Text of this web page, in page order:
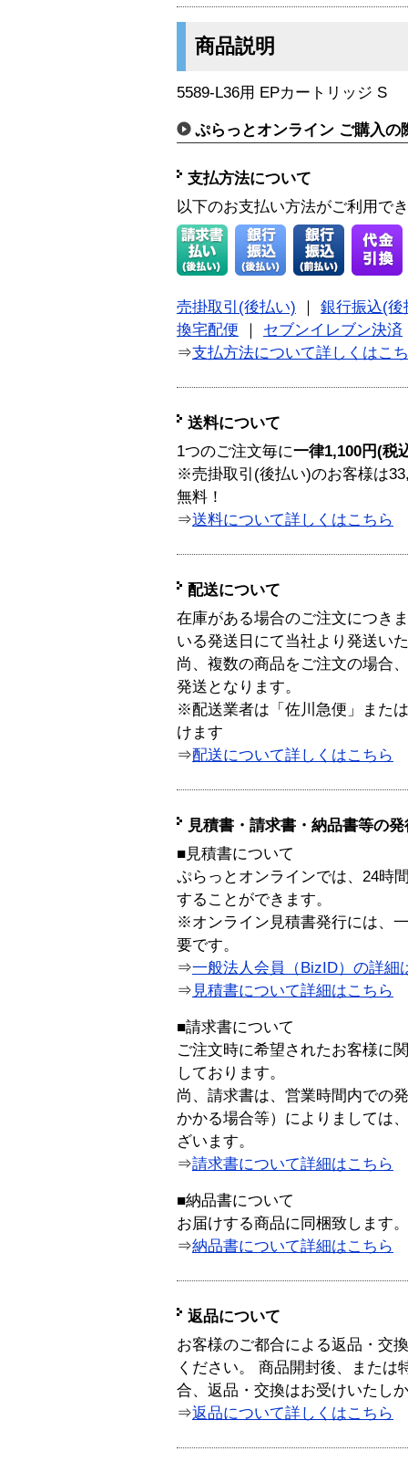
商品説明
5589-L36用 EPカートリッジ S
ぷらっとオンライン ご購入の
支払方法について
以下のお支払い方法がご利用で
売掛取引(後払い)
銀行振込(後
換宅配便
セブンイレブン決済
⇒支払方法について詳しくはこ
送料について
1つのご注文毎に一律1,100円(税
※売掛取引(後払い)のお客様は
無料！
⇒送料について詳しくはこちら
配送について
在庫がある場合のご注文につき
いる発送日にて当社より発送い
尚、複数の商品をご注文の場合
発送となります。
※配送業者は「佐川急便」また
けます
⇒配送について詳しくはこちら
見積書・請求書・納品書等の
■見積書について
ぷらっとオンラインでは、24時
することができます。
※オンライン見積書発行には、
要です。
⇒一般法人会員（BizID）の詳細
⇒ 見積書について詳細はこちら
■請求書について
ご注文時に希望されたお客様に
しております。
尚、請求書は、営業時間内での
かかる場合等）によりましては
ざいます。
⇒請求書について詳細はこちら
■納品書について
お届けする商品に同梱致します。
⇒納品書について詳細はこちら
返品について
お客様のご都合による返品・交
ください。 商品開封後、または
合、返品・交換はお受けいたし
⇒返品について詳しくはこちら